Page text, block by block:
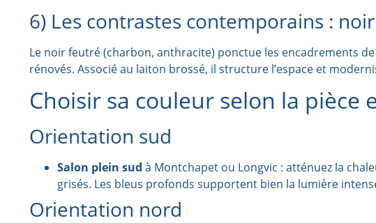
6) Les contrastes contemporains :
Le noir feutré (charbon, anthracite) ponctue les encadrements
rénovés. Associé au laiton brossé, il structure l’espace et
Choisir sa couleur selon la pièce
Orientation sud
Salon plein sud à Montchapet ou Longvic : atténuez la
grisés. Les bleus profonds supportent bien la lumière
Orientation nord